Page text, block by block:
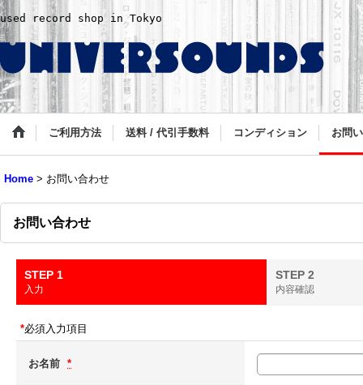
used record shop in Tokyo
ご利用方法 送料 / 代引手数料 コンディション お問
Home > お問い合わせ
お問い合わせ
STEP 1
入力
STEP 2
内容確認
*必須入力項目
お名前 *